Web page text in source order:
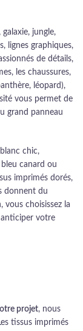
jungle,
lignes graphiques,
de détails,
les chaussures,
léopard),
vous permet de
grand panneau
chic,
canard ou
imprimés dorés,
donnent du
vous choisissez la
votre
projet, nous
tissus imprimés